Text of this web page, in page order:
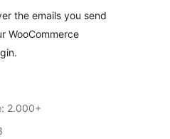
the emails you send
WooCommerce
2.000+